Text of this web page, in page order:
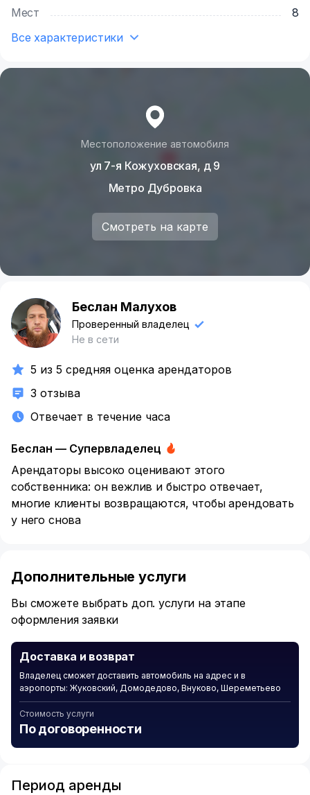
Мест
8
Все характеристики
Местоположение автомобиля
ул 7-я Кожуховская, д 9
Метро Дубровка
Смотреть на карте
Б Беслан Малухов
Проверенный владелец
Не в сети
5 из 5 средняя оценка арендаторов
3 отзыва
Отвечает в течение часа
Беслан — Супервладелец
Арендаторы высоко оценивают этого
собственника: он вежлив и быстро отвечает,
многие клиенты возвращаются, чтобы арендовать
у него снова
Дополнительные услуги
Вы сможете выбрать доп. услуги на этапе
оформления заявки
Доставка и возврат
Владелец сможет доставить автомобиль на адрес и в
аэропорты: Жуковский, Домодедово, Внуково, Шереметьево
Стоимость услуги
По договоренности
Период аренды